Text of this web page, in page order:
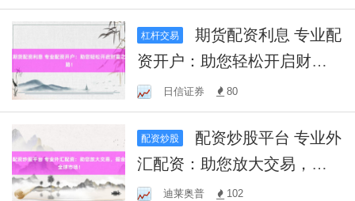
杠杆交易
期货配资利息 专业配
资开户：助您轻松开启财富
之路！日信证券 80
配资炒股
汇配资：助您放大交易，掘
金全球市场！
迪莱奥普 102